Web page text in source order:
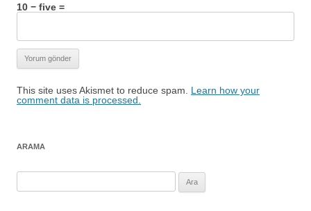
10 − five =
This site uses Akismet to reduce spam. Learn how your
comment data is processed.
ARAMA